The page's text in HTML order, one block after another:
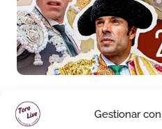
Gestionar